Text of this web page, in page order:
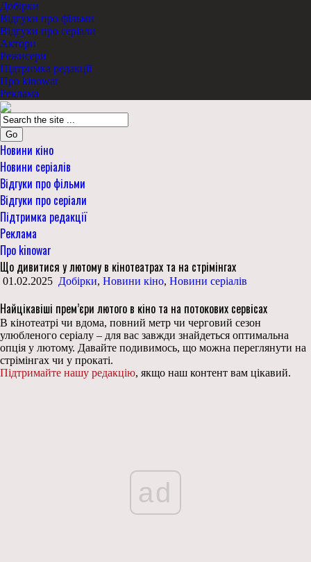
Добірки
Відгуки про фільми
Відгуки про серіали
Актори
Режисери
Підтримка редакції
Про kinowar
Реклама
Go
Новини кіно
Новини серіалів
Відгуки про фільми
Відгуки про серіали
Підтримка редакції
Реклама
Про kinowar
Що дивитися у лютому в кінотеатрах та на стрімінгах
01.02.2025 Добірки, Новини кіно, Новини серіалів
Найцікавіші прем’єри лютого в кіно та на потокових сервісах
В кінотеатрі чи вдома, повний метр чи черговий сезон
улюбленого серіалу – для вас завжди знайдеться оптимальна
опція у лютому. Давайте подивимось, що можна переглянути на
стрімінгах чи у прокаті.
Підтримайте нашу редакцію, якщо наш контент вам цікавий.
ad